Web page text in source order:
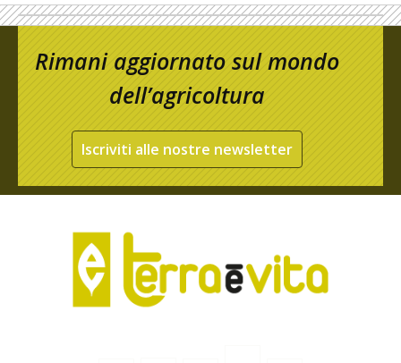
Rimani aggiornato sul mondo
dell’agricoltura
Iscriviti alle nostre newsletter